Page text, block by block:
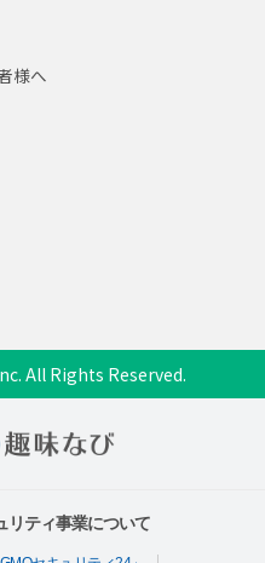
様へ
All Rights Reserved.